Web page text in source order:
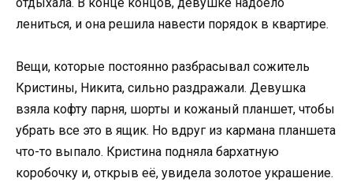
лениться, и она решила навести порядок в квартире.
Вещи, которые постоянно разбрасывал сожитель
Кристины, Никита, сильно раздражали. Девушка
взяла кофту парня, шорты и кожаный планшет, чтобы
убрать все это в ящик. Но вдруг из кармана планшета
что-то выпало. Кристина подняла бархатную
коробочку и, открыв её, увидела золотое украшение.